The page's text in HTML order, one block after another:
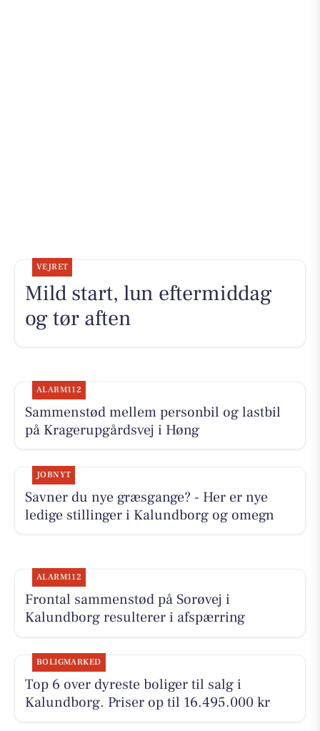
VEJRET
Mild start, lun eftermiddag
og tør aften
ALARM112
Sammenstød mellem personbil og lastbil
på Kragerupgårdsvej i Høng
JOBNYT
Savner du nye græsgange? - Her er nye
ledige stillinger i Kalundborg og omegn
ALARM112
Frontal sammenstød på Sorøvej i
Kalundborg resulterer i afspærring
BOLIGMARKED
Top 6 over dyreste boliger til salg i
Kalundborg. Priser op til 16.495.000 kr